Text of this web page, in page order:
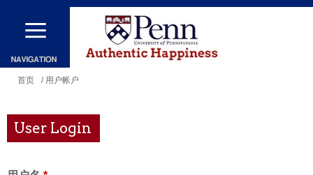
跳
到
容
你
这
里
首页 / 用户帐户
User Login